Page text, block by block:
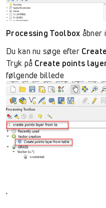
Processing Toolbox åbner
Du kan nu søge efter
Tryk på Create points
følgende billede